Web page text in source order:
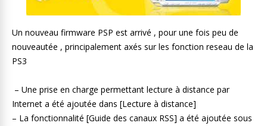
Un nouveau firmware PSP est arrivé , pour une fois peu de
nouveautée , principalement axés sur les fonction reseau de la
PS3
– Une prise en charge permettant lecture à distance par
Internet a été ajoutée dans [Lecture à distance]
– La fonctionnalité [Guide des canaux RSS] a été ajoutée sous